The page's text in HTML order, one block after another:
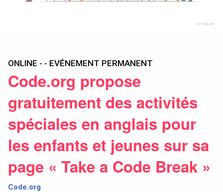
ONLINE - - EVÉNEMENT PERMANENT
Code.org propose
gratuitement des activités
spéciales en anglais pour
les enfants et jeunes sur sa
page « Take a Code Break »
Code.org